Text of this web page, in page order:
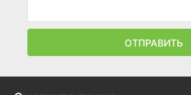
ОТПРАВИТЬ